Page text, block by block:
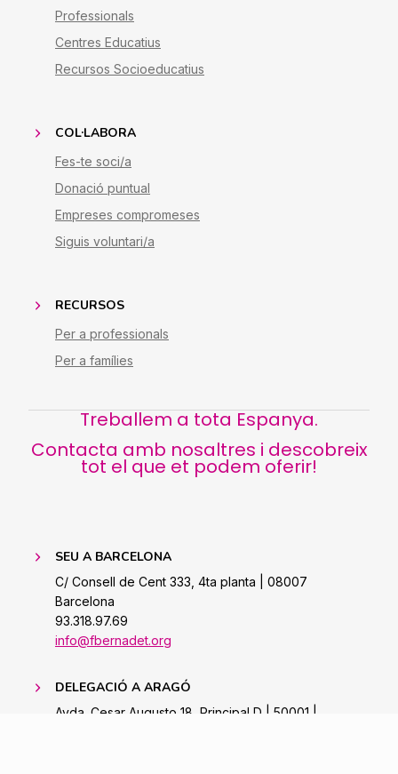
Professionals
Centres Educatius
Recursos Socioeducatius
COL·LABORA
Fes-te soci/a
Donació puntual
Empreses compromeses
Siguis voluntari/a
RECURSOS
Per a professionals
Per a famílies
Treballem a tota Espanya.
Contacta amb nosaltres i descobreix
tot el que et podem oferir!
SEU A BARCELONA
C/ Consell de Cent 333, 4ta planta | 08007
Barcelona
93.318.97.69
info@fbernadet.org
DELEGACIÓ A ARAGÓ
Avda. Cesar Augusto 18, Principal D | 50001 |